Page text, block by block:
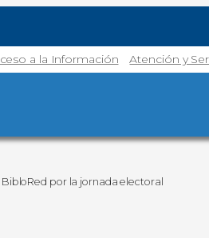
a la Información Atención y
por la jornada electoral